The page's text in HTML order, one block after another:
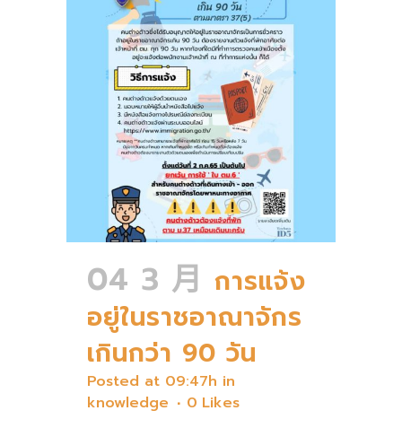
04 3 月 การแจ้ง
อยู่ในราชอาณาจักร
เกินกว่า 90 วัน
Posted at 09:47h in
knowledge
0 Likes